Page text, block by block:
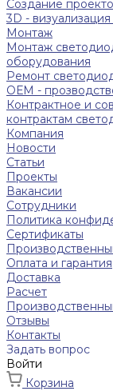
Создание
3D -
Монтаж
Монтаж
оборудования
Ремонт
ОЕМ -
Контрактное и
контрактам
Компания
Новости
Статьи
Проекты
Вакансии
Сотрудники
Политика
Сертификаты
Оплата и гарантия
Доставка
Расчет
Отзывы
Контакты
Задать вопрос
Войти
Корзина